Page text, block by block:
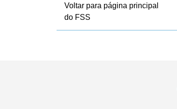
Voltar para página principal
do FSS